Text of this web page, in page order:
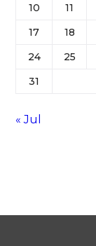
10
11
17
18
24
25
31
« Jul